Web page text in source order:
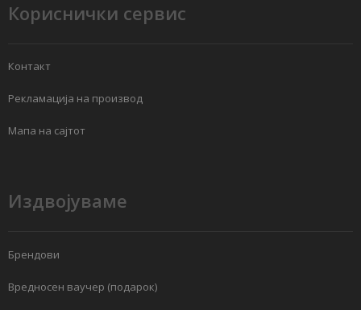
Кориснички сервис
Контакт
Рекламација на производ
Мапа на сајтот
Издвојуваме
Брендови
Вредносен ваучер (подарок)